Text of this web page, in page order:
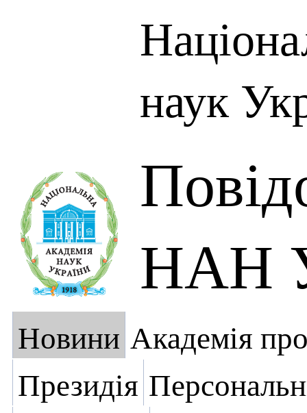
наук
НАН
Новини Академія
Президія